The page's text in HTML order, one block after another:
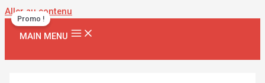
Aller au contenu
MAIN MENU
Promo !